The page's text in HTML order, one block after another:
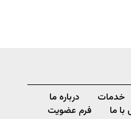
خدمات
درباره ما
ما فرم عضویت